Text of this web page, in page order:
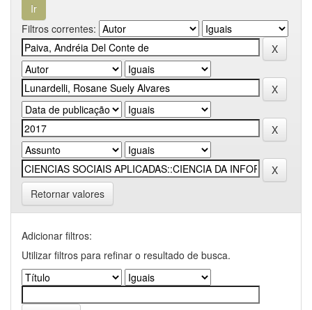
Filtros correntes:
Retornar valores
Adicionar filtros:
Utilizar filtros para refinar o resultado de busca.